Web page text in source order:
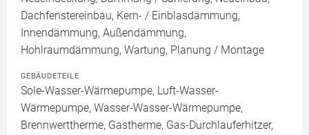
Dachfenstereinbau, Kern- / Einblasdämmung,
Innendämmung, Außendämmung,
Hohlraumdämmung, Wartung, Planung / Montage
GEBÄUDETEILE
Sole-Wasser-Wärmepumpe, Luft-Wasser-
Wärmepumpe, Wasser-Wasser-Wärmepumpe,
Brennwerttherme, Gastherme, Gas-Durchlauferhitzer,